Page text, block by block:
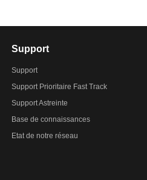
Support
Support
Support Prioritaire Fast Track
Support Astreinte
Base de connaissances
Etat de notre réseau